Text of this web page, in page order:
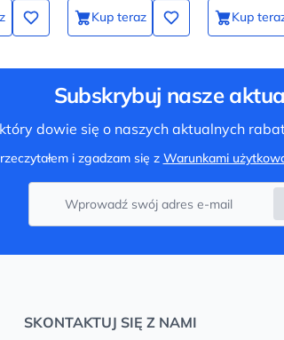
Kup teraz Kup
Subskrybuj nasze
dowie się o naszych aktualnych
i zgadzam się z Warunkami
SKONTAKTUJ SIĘ Z NAMI